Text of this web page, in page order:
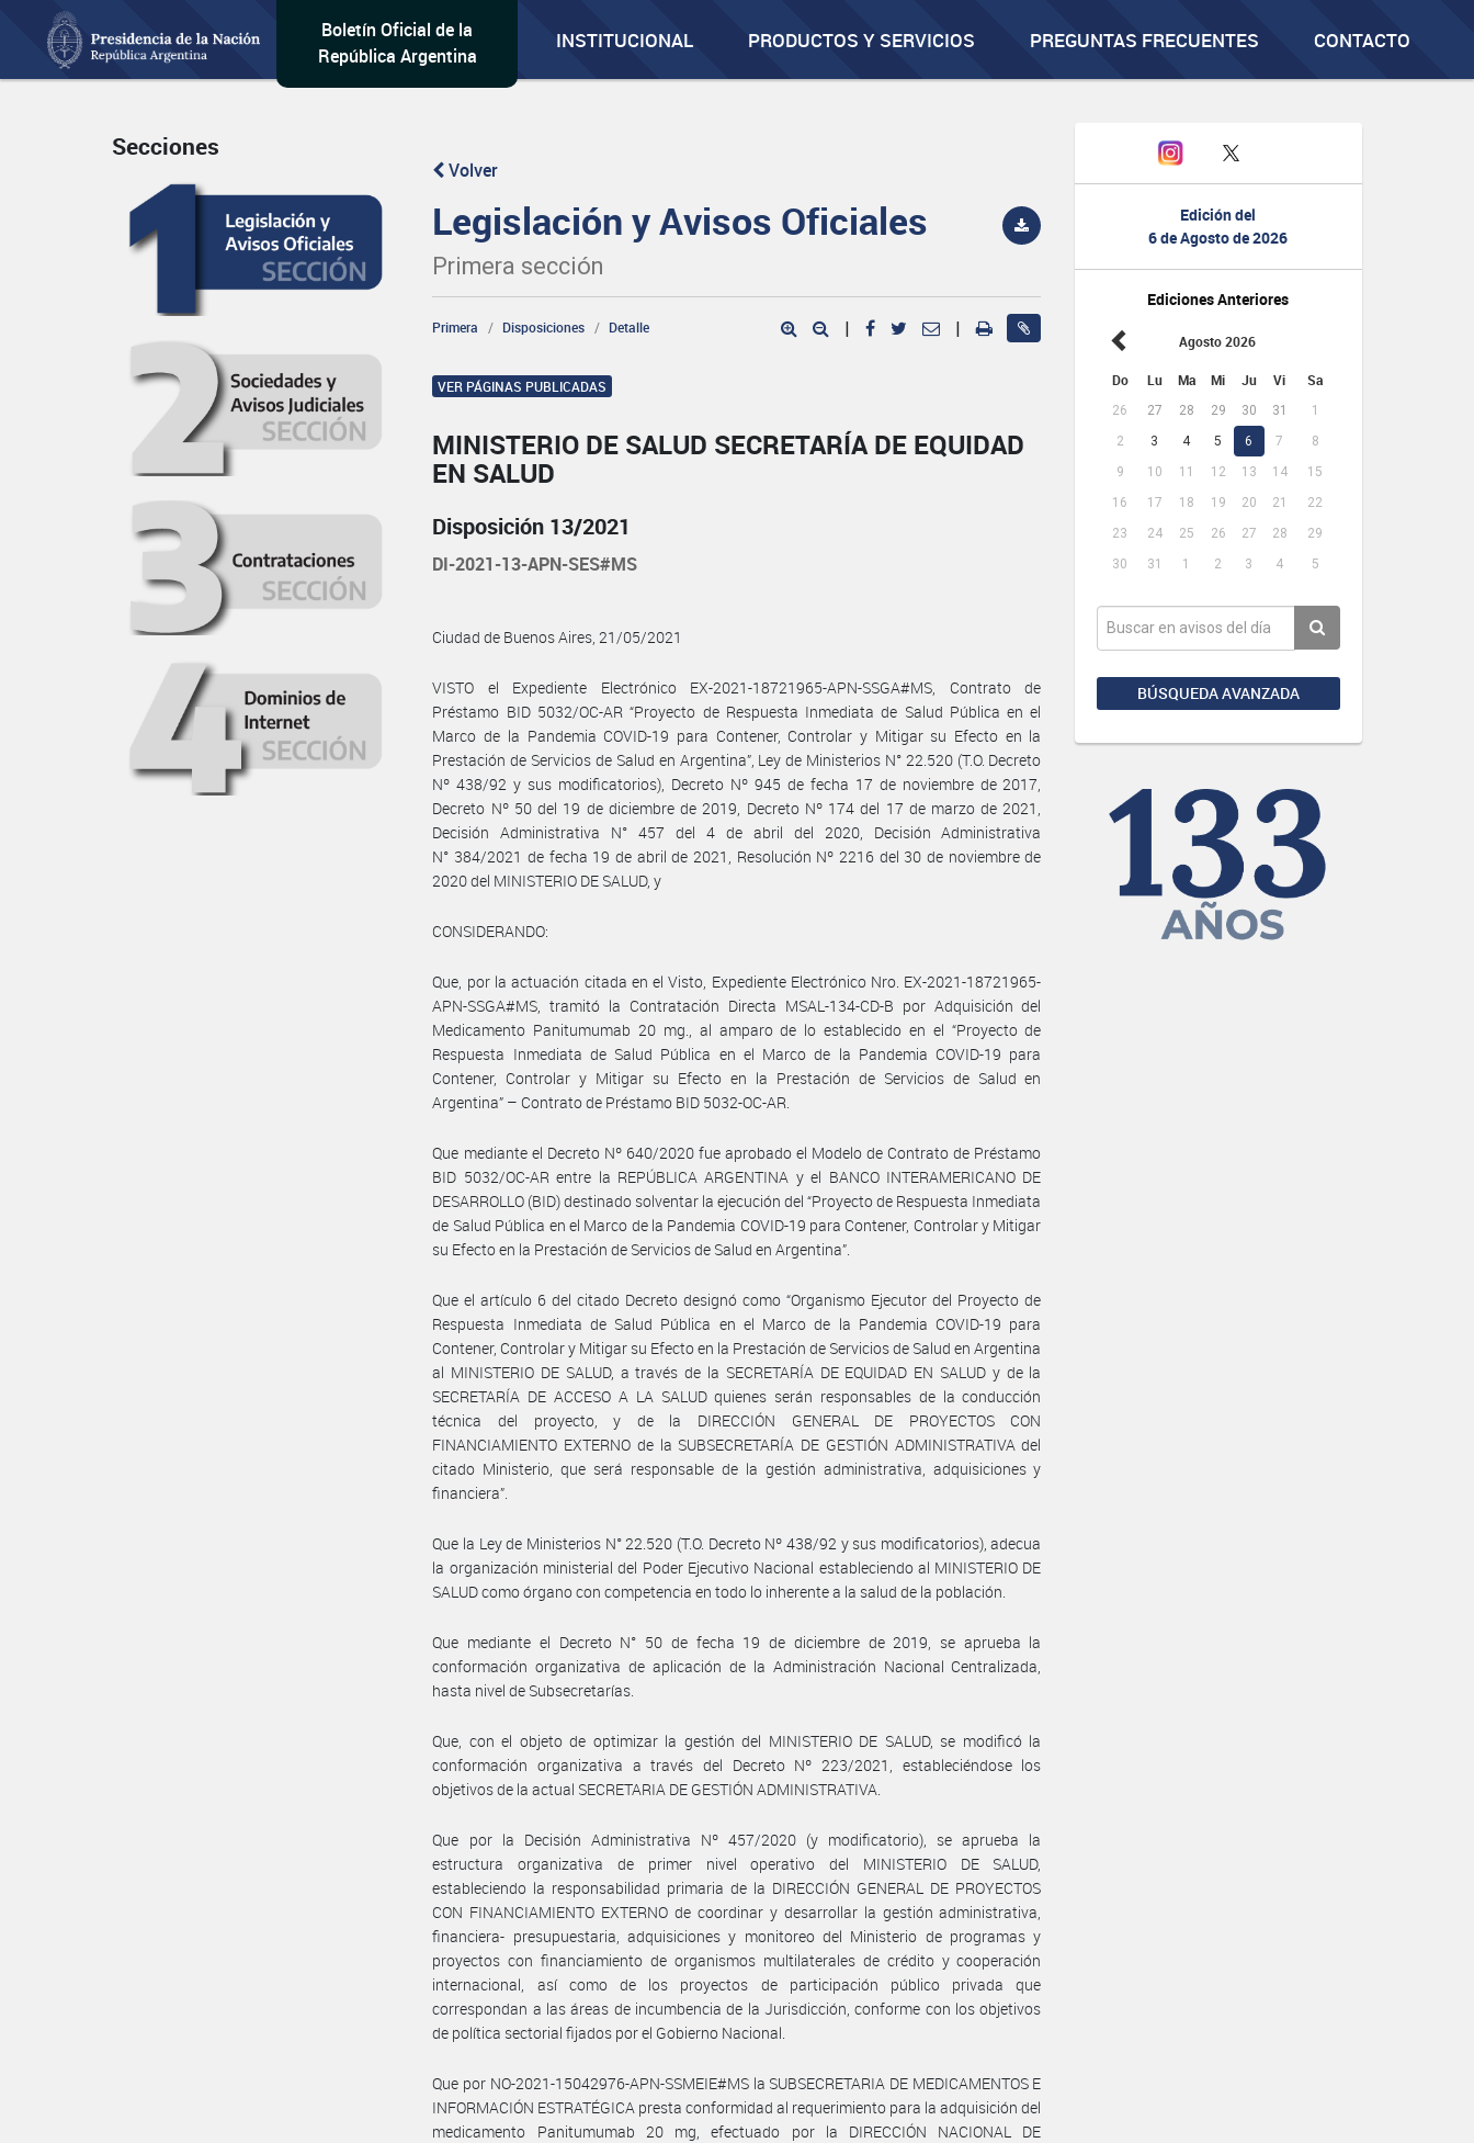
Boletín Oficial de la
República Argentina
INSTITUCIONAL PRODUCTOS Y SERVICIOS PREGUNTAS FRECUENTES CONTACTO
Edición del
6 de Agosto de 2026
Ediciones Anteriores
Agosto 2026
Do Lu Ma Mi Ju Vi Sa
26 27 28 29 30 31
1
2
3 4 5 6 7
8
9
10 11 12 13 14
15
16
17 18 19 20 21
22
23
24 25 26 27 28
29
30
31 1 2 3 4 5
BÚSQUEDA AVANZADA
Secciones
Volver
Legislación y Avisos Oficiales
Primera sección
Primera Disposiciones Detalle | |
VER PÁGINAS PUBLICADAS
MINISTERIO DE SALUD SECRETARÍA DE EQUIDAD
EN SALUD
Disposición 13/2021
DI-2021-13-APN-SES#MS
Ciudad de Buenos Aires, 21/05/2021
VISTO el Expediente Electrónico EX-2021-18721965-APN-SSGA#MS, Contrato de
Préstamo BID 5032/OC-AR “Proyecto de Respuesta Inmediata de Salud Pública en el
Marco de la Pandemia COVID-19 para Contener, Controlar y Mitigar su Efecto en la
Prestación de Servicios de Salud en Argentina”, Ley de Ministerios N° 22.520 (T.O. Decreto
Nº 438/92 y sus modificatorios), Decreto Nº 945 de fecha 17 de noviembre de 2017,
Decreto Nº 50 del 19 de diciembre de 2019, Decreto Nº 174 del 17 de marzo de 2021,
Decisión Administrativa N° 457 del 4 de abril del 2020, Decisión Administrativa
N° 384/2021 de fecha 19 de abril de 2021, Resolución Nº 2216 del 30 de noviembre de
2020 del MINISTERIO DE SALUD, y
CONSIDERANDO:
Que, por la actuación citada en el Visto, Expediente Electrónico Nro. EX-2021-18721965-
APN-SSGA#MS, tramitó la Contratación Directa MSAL-134-CD-B por Adquisición del
Medicamento Panitumumab 20 mg., al amparo de lo establecido en el “Proyecto de
Respuesta Inmediata de Salud Pública en el Marco de la Pandemia COVID-19 para
Contener, Controlar y Mitigar su Efecto en la Prestación de Servicios de Salud en
Argentina” – Contrato de Préstamo BID 5032-OC-AR.
Que mediante el Decreto Nº 640/2020 fue aprobado el Modelo de Contrato de Préstamo
BID 5032/OC-AR entre la REPÚBLICA ARGENTINA y el BANCO INTERAMERICANO DE
DESARROLLO (BID) destinado solventar la ejecución del “Proyecto de Respuesta Inmediata
de Salud Pública en el Marco de la Pandemia COVID-19 para Contener, Controlar y Mitigar
su Efecto en la Prestación de Servicios de Salud en Argentina”.
Que el artículo 6 del citado Decreto designó como “Organismo Ejecutor del Proyecto de
Respuesta Inmediata de Salud Pública en el Marco de la Pandemia COVID-19 para
Contener, Controlar y Mitigar su Efecto en la Prestación de Servicios de Salud en Argentina
al MINISTERIO DE SALUD, a través de la SECRETARÍA DE EQUIDAD EN SALUD y de la
SECRETARÍA DE ACCESO A LA SALUD quienes serán responsables de la conducción
técnica del proyecto, y de la DIRECCIÓN GENERAL DE PROYECTOS CON
FINANCIAMIENTO EXTERNO de la SUBSECRETARÍA DE GESTIÓN ADMINISTRATIVA del
citado Ministerio, que será responsable de la gestión administrativa, adquisiciones y
financiera”.
Que la Ley de Ministerios N° 22.520 (T.O. Decreto Nº 438/92 y sus modificatorios), adecua
la organización ministerial del Poder Ejecutivo Nacional estableciendo al MINISTERIO DE
SALUD como órgano con competencia en todo lo inherente a la salud de la población.
Que mediante el Decreto N° 50 de fecha 19 de diciembre de 2019, se aprueba la
conformación organizativa de aplicación de la Administración Nacional Centralizada,
hasta nivel de Subsecretarías.
Que, con el objeto de optimizar la gestión del MINISTERIO DE SALUD, se modificó la
conformación organizativa a través del Decreto Nº 223/2021, estableciéndose los
objetivos de la actual SECRETARIA DE GESTIÓN ADMINISTRATIVA.
Que por la Decisión Administrativa Nº 457/2020 (y modificatorio), se aprueba la
estructura organizativa de primer nivel operativo del MINISTERIO DE SALUD,
estableciendo la responsabilidad primaria de la DIRECCIÓN GENERAL DE PROYECTOS
CON FINANCIAMIENTO EXTERNO de coordinar y desarrollar la gestión administrativa,
financiera- presupuestaria, adquisiciones y monitoreo del Ministerio de programas y
proyectos con financiamiento de organismos multilaterales de crédito y cooperación
internacional, así como de los proyectos de participación público privada que
correspondan a las áreas de incumbencia de la Jurisdicción, conforme con los objetivos
de política sectorial fijados por el Gobierno Nacional.
Que por NO-2021-15042976-APN-SSMEIE#MS la SUBSECRETARIA DE MEDICAMENTOS E
INFORMACIÓN ESTRATÉGICA presta conformidad al requerimiento para la adquisición del
medicamento Panitumumab 20 mg, efectuado por la DIRECCIÓN NACIONAL DE